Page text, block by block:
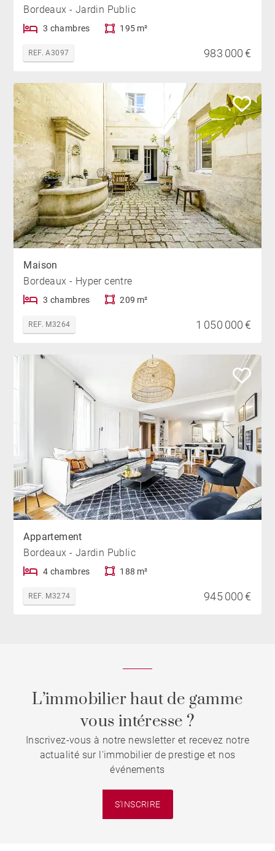
Bordeaux - Jardin Public
3 chambres 195 m²
REF. A3097 983 000 €
Maison
Bordeaux - Hyper centre
3 chambres 209 m²
REF. M3264 1 050 000 €
Appartement
Bordeaux - Jardin Public
4 chambres 188 m²
REF. M3274 945 000 €
L’immobilier haut de gamme
vous intéresse ?
Inscrivez-vous à notre newsletter et recevez notre
actualité sur l'immobilier de prestige et nos
événements
S'INSCRIRE